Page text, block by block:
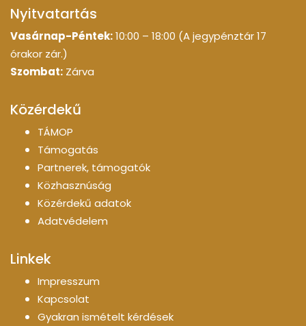
Nyitvatartás
Vasárnap-Péntek:10:00 – 18:00 (A jegypénztár 17
órakor zár.)
Szombat: Zárva
Közérdekű
TÁMOP
Támogatás
Partnerek, támogatók
Közhasznúság
Közérdekű adatok
Adatvédelem
Linkek
Impresszum
Kapcsolat
Gyakran ismételt kérdések